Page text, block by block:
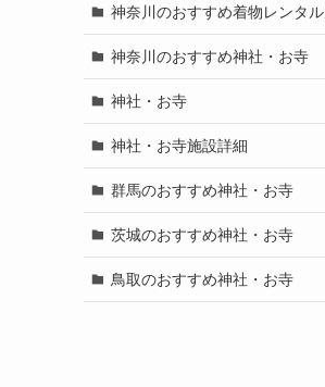
神奈川のおすすめ着物レンタ
神奈川のおすすめ神社・お寺
神社・お寺
神社・お寺施設詳細
群馬のおすすめ神社・お寺
茨城のおすすめ神社・お寺
鳥取のおすすめ神社・お寺